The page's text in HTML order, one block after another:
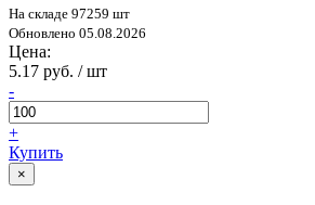
На складе 97259 шт
Обновлено 05.08.2026
Цена:
5.17 руб. / шт
-
+
Купить
×